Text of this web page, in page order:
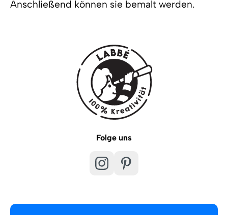
Anschließend können sie bemalt werden.
Folge uns